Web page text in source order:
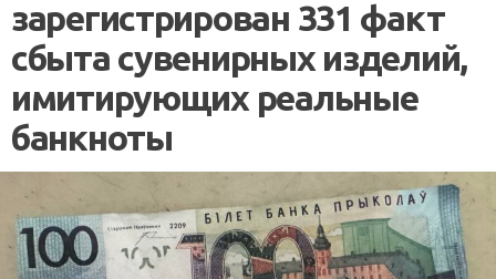
зарегистрирован 331 факт
сбыта сувенирных изделий,
имитирующих реальные
банкноты